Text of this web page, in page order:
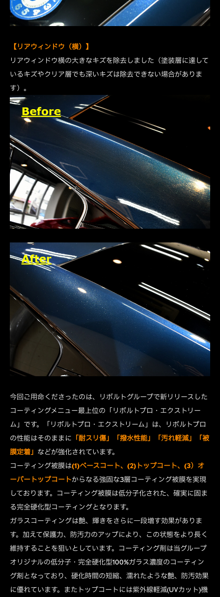
【リアウィンドウ（横）】
リアウィンドウ横の大きなキズを除去しました（塗装層に達して
いるキズやクリア層でも深いキズは除去できない場合がありま
す）。
今回ご用命くださったのは、リボルトグループで新リリースした
コーティングメニュー最上位の「リボルトプロ・エクストリー
ム」です。「リボルトプロ・エクストリーム」は、リボルトプロ
の性能はそのままに 「耐スリ傷」「撥水性能」「汚れ軽減」「被
膜定着」 などが強化されています。
コーティング被膜は(1)ベースコート、(2)トップコート、(3）オ
ーバートップコートからなる強固な3層コーティング被膜を実現
しております。コーティング被膜は低分子化された、確実に固ま
る完全硬化型コーティングとなります。
ガラスコーティングは艶、輝きをさらに一段増す効果がありま
す。加えて保護力、防汚力のアップにより、この状態をより長く
維持することを狙いとしています。コーティング剤は当グループ
オリジナルの低分子・完全硬化型100%ガラス濃度のコーティン
グ剤となっており、硬化時間の短縮、濡れたような艶、防汚効果
に優れています。またトップコートには紫外線軽減(UVカット)機